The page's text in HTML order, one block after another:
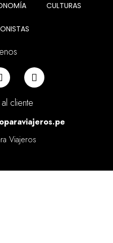
CULTURAS
cliente
Viajeros